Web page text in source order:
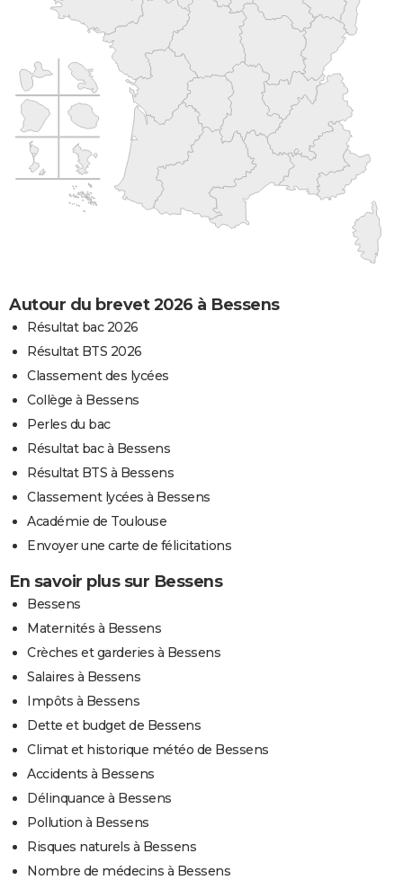
Autour du brevet 2026 à Bessens
Résultat bac 2026
Résultat BTS 2026
Classement des lycées
Collège à Bessens
Perles du bac
Résultat bac à Bessens
Résultat BTS à Bessens
Classement lycées à Bessens
Académie de Toulouse
Envoyer une carte de félicitations
En savoir plus sur Bessens
Bessens
Maternités à Bessens
Crèches et garderies à Bessens
Salaires à Bessens
Impôts à Bessens
Dette et budget de Bessens
Climat et historique météo de Bessens
Accidents à Bessens
Délinquance à Bessens
Pollution à Bessens
Risques naturels à Bessens
Nombre de médecins à Bessens